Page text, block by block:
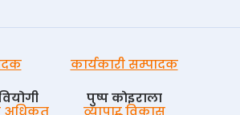
कार्यकारी सम्पादक
पुष्प काेइराला
अधिकृत
व्यापार विकास